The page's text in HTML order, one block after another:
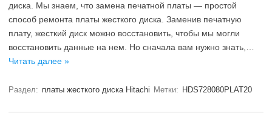
диска. Мы знаем, что замена печатной платы — простой
способ ремонта платы жесткого диска. Заменив печатную
плату, жесткий диск можно восстановить, чтобы мы могли
восстановить данные на нем. Но сначала вам нужно знать,…
Читать далее »
Раздел: платы жесткого диска Hitachi Метки: HDS728080PLAT20